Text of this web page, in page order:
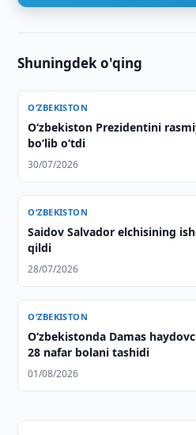
Shuningdek o'qing
O‘ZBEKISTON
Oʻzbekiston Prezidentini
boʻlib oʻtdi
30/07/2026
O‘ZBEKISTON
Saidov Salvador elchisining
qildi
28/07/2026
O‘ZBEKISTON
O‘zbekistonda Damas
28 nafar bolani tashidi
01/08/2026